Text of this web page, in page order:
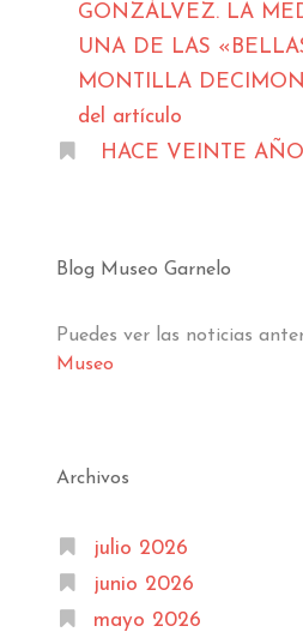
GONZÁLVEZ. LA
UNA DE LAS
MONTILLA
del artículo
HACE VEINTE
Blog Museo Garnelo
Puedes ver las noticias
Museo
Archivos
julio 2026
junio 2026
mayo 2026